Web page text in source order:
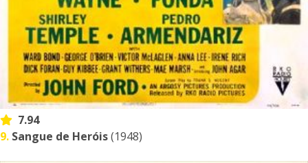
7.94
9. Sangue de Heróis(1948)